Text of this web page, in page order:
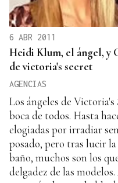
6 ABR 2011
Heidi Klum, el ángel, y
de victoria's secret
AGENCIAS
Los ángeles de
boca de todos. Hasta
elogiadas por irradiar
posado, pero tras lucir
baño, muchos son los
delgadez de las